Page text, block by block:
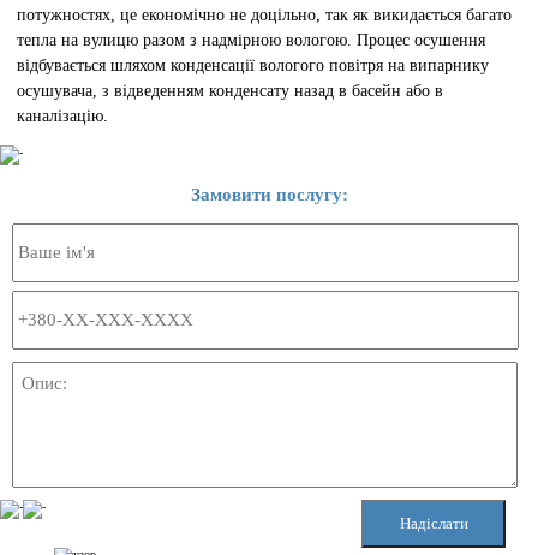
потужностях, це економічно не доцільно, так як викидається багато
тепла на вулицю разом з надмірною вологою. Процес осушення
відбувається шляхом конденсації вологого повітря на випарнику
осушувача, з відведенням конденсату назад в басейн або в
каналізацію.
Замовити послугу: